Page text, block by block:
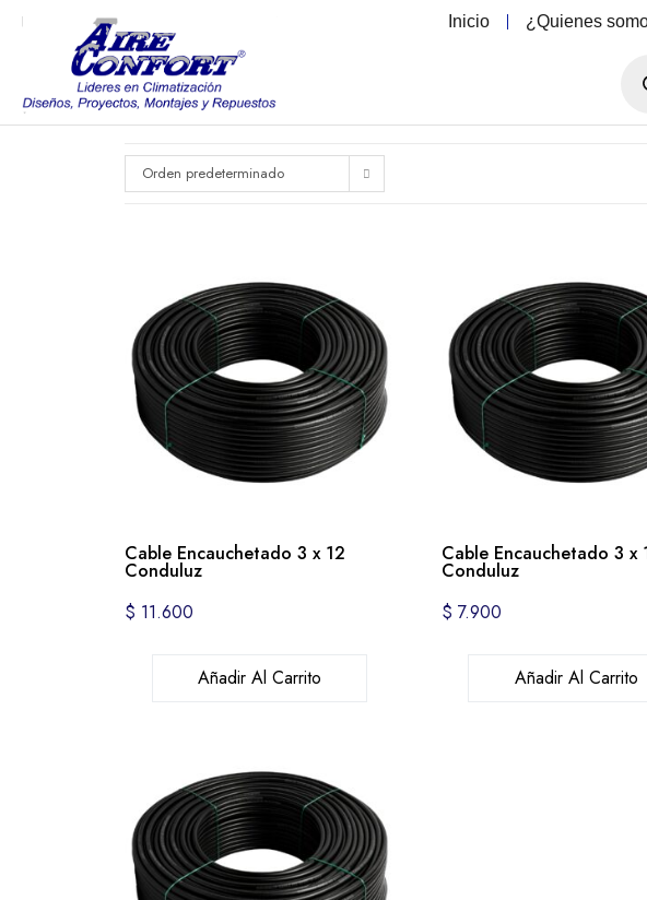
Inicio ¿Quienes
Orden predeterminado
Cable Encauchetado 3 x 12
Conduluz
$ 11.600
Añadir Al Carrito
Cable Encauchetado 3 x
Conduluz
$ 7.900
Añadir Al Carrito